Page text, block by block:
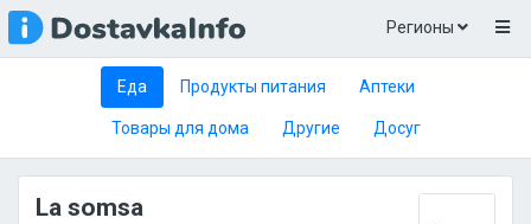
Регионы
Еда Продукты питания Аптеки
Товары для дома Другие Досуг
La somsa